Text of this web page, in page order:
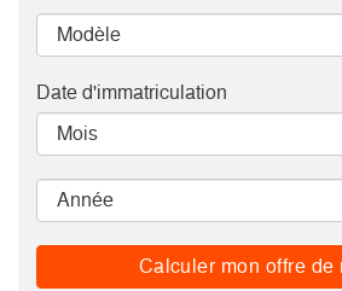
Date d'immatriculation
Calculer mon offre de